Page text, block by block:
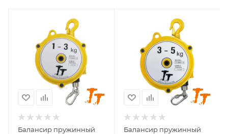
Грузоподъемность,
Длина троса, м
Диаметр троса, мм
Балансир пружинный
Грузоподъемность,
Длина троса, м
Диаметр троса, мм
Балансир пружинный